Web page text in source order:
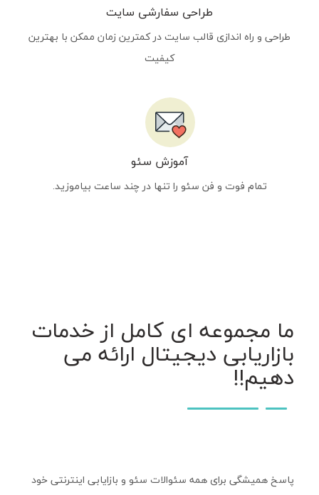
طراحی سفارشی سایت
طراحی و راه اندازی قالب سایت در کمترین زمان ممکن با بهترین
کیفیت
آموزش سئو
تمام فوت و فن سئو را تنها در چند ساعت بیاموزید.
ما مجموعه ای کامل از خدمات
بازاریابی دیجیتال ارائه می
دهیم!!
پاسخ همیشگی برای همه سئوالات سئو و بازایابی اینترنتی خود